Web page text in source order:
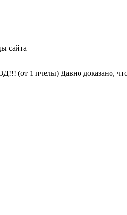
сайта
(от 1 пчелы) Давно доказано,